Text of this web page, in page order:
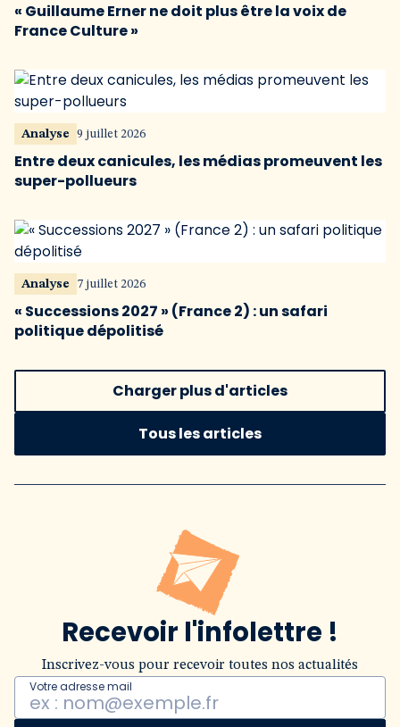
« Guillaume Erner ne doit plus être la voix de
France Culture »
Analyse 9 juillet 2026
Entre deux canicules, les médias promeuvent les
super-pollueurs
Analyse 7 juillet 2026
« Successions 2027 » (France 2) : un safari
politique dépolitisé
Charger plus d'articles
Tous les articles
Recevoir l'infolettre !
Inscrivez-vous pour recevoir toutes nos actualités
Votre adresse mail